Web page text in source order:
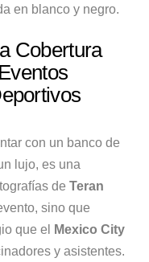
en blanco y negro.
Cobertura
con un banco de
lujo, es una
de Teran
sino que
que el
Mexico City
y asistentes.